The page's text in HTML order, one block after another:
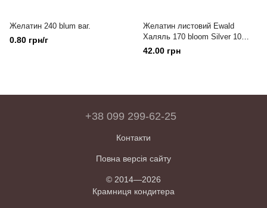
Желатин 240 blum ваг.
0.80 грн/г
Желатин листовий Ewald
Халяль 170 bloom Silver 10
листів
42.00 грн
+38 099 299-62-25
Контакти
Повна версія сайту
© 2014—2026
Крамниця кондитера